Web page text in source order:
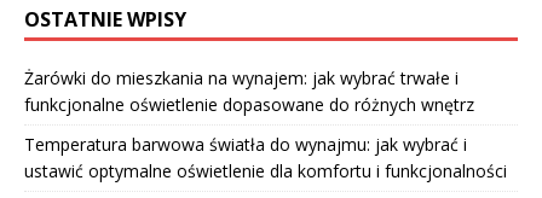
OSTATNIE WPISY
Żarówki do mieszkania na wynajem: jak wybrać trwałe i
funkcjonalne oświetlenie dopasowane do różnych wnętrz
Temperatura barwowa światła do wynajmu: jak wybrać i
ustawić optymalne oświetlenie dla komfortu i funkcjonalności